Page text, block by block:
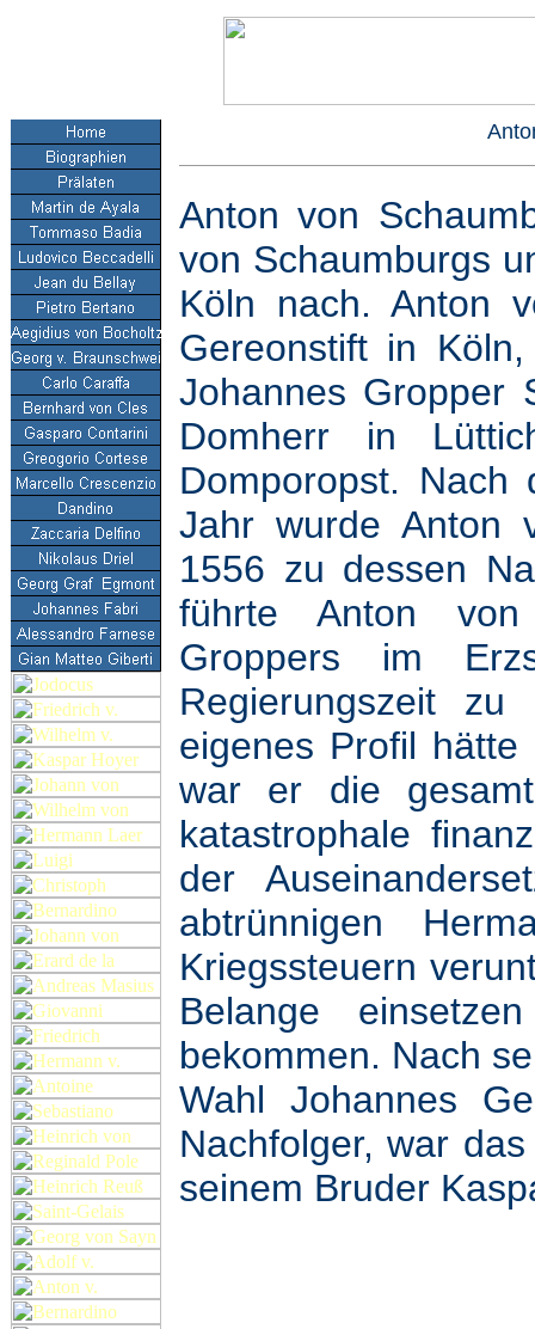
Anton von
von Schaumburgs
Köln nach. Anton
Gereonstift in
Johannes Gropper
Domherr in
Domporopst.
Jahr wurde Anton
1556 zu dessen
führte Anton von
Groppers im
Regierungszeit
eigenes Profil
war er die
katastrophale
der
abtrünnigen
Kriegssteuern
Belange
bekommen. Nach
Wahl Johannes
Nachfolger, war
seinem Bruder